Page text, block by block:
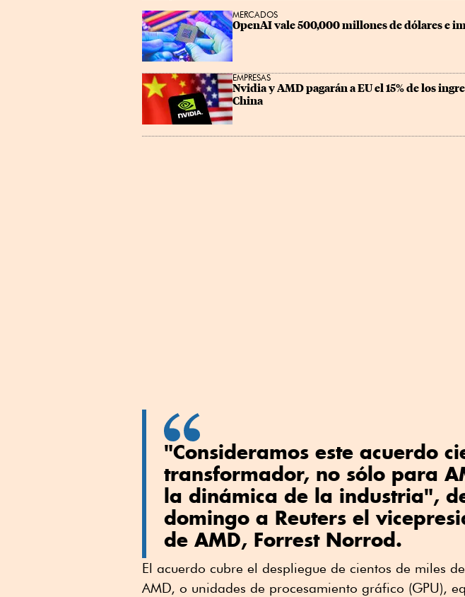
MERCADOS
OpenAI vale 500,000 millones de dólares e
EMPRESAS
Nvidia y AMD pagarán a EU el 15% de los
China
"Consideramos este acuerdo
transformador, no sólo para
la dinámica de la industria",
domingo a Reuters el
de AMD, Forrest Norrod.
El acuerdo cubre el despliegue de cientos de miles
AMD, o unidades de procesamiento gráfico (GPU),